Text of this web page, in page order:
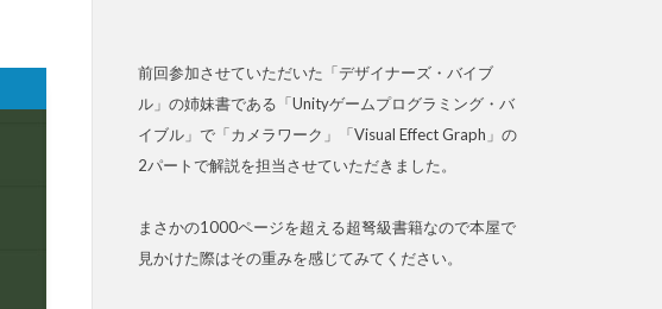
前回参加させていただいた「デザイナーズ・バイブ
ル」の姉妹書である「Unityゲームプログラミング・バ
イブル」で「カメラワーク」「Visual Effect Graph」の
2パートで解説を担当させていただきました。
まさかの1000ページを超える超弩級書籍なので本屋で
見かけた際はその重みを感じてみてください。